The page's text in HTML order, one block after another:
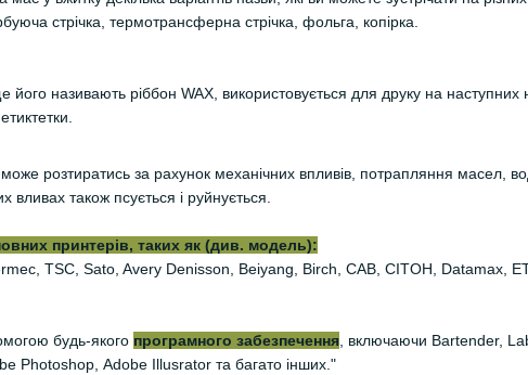
стрічка, термотрансферна стрічка, фольга, копірка.
його називають ріббон WAX, використовується для друку на наступних
може розтиратись за рахунок механічних впливів, потрапляння масел,
вливах також псується і руйнується.
принтерів, таких як (див. модель):
TSC, Sato, Avery Denisson, Beiyang, Birch, CAB, CITOH, Datamax,
будь-якого програмного забезпечення, включаючи Bartender,
Photoshop, Adobe Illusrator та багато інших."